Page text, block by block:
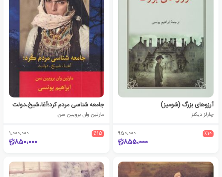
آرزوهای بزرگ (شومیز)
چارلز دیکنز
٪10 950،000
855،000
جامعه شناسی مردم کرد؛آغا،شیخ،دولت
مارتین وان برویین سن
٪15 1،000،000
850،000